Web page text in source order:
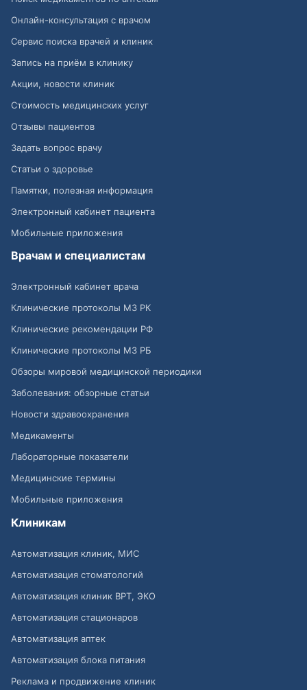
Онлайн-консультация с врачом
Сервис поиска врачей и клиник
Запись на приём в клинику
Акции, новости клиник
Стоимость медицинских услуг
Отзывы пациентов
Задать вопрос врачу
Статьи о здоровье
Памятки, полезная информация
Электронный кабинет пациента
Мобильные приложения
Врачам и специалистам
Электронный кабинет врача
Клинические протоколы МЗ РК
Клинические рекомендации РФ
Клинические протоколы МЗ РБ
Обзоры мировой медицинской периодики
Заболевания: обзорные статьи
Новости здравоохранения
Медикаменты
Лабораторные показатели
Медицинские термины
Мобильные приложения
Клиникам
Автоматизация клиник, МИС
Автоматизация стоматологий
Автоматизация клиник ВРТ, ЭКО
Автоматизация стационаров
Автоматизация аптек
Автоматизация блока питания
Реклама и продвижение клиник